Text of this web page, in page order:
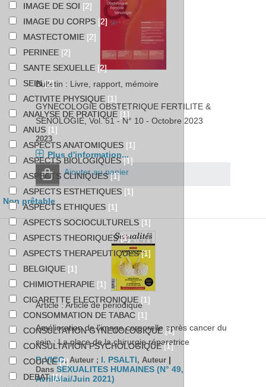
Bulletin : Livre, rapport, mémoire
GYNECOLOGIE OBSTETRIQUE FERTILITE &
SENOLOGIE, Vol. 51 - N° 10 - Octobre 2023
2023
Plus d'information...
Ajouter au panier
Non prêtable
Article : Article de périodique
Amélioration de l'image corporelle après cancer du
sein : La place de la chirurgie réparatrice
P. VICO, Auteur ; I. PSALTI, Auteur |
Dans SEXUALITES HUMAINES (N° 49,
Avril/Mai/Juin 2021)
IMAGE DE SOI [2]
IMAGE DU CORPS [2]
MASTECTOMIE [2]
PERINEE [2]
SANTE SEXUELLE [2]
SEIN[2]
ACTIVITE PHYSIQUE [1]
ANALYSE DE PRATIQUE [1]
ANUS [1]
ASPECTS ANATOMIQUES [1]
ASPECTS BIOLOGIQUES[1]
ASPECTS CLINIQUES[1]
ASPECTS ESTHETIQUES [1]
ASPECTS ETHIQUES [1]
ASPECTS SOCIOCULTURELS [1]
ASPECTS THEORIQUES[1]
ASPECTS THERAPEUTIQUES[1]
BELGIQUE [1]
CHIMIOTHERAPIE [1]
CIGARETTE ELECTRONIQUE [1]
CONSOMMATION DE TABAC [1]
CONSULTATION GYNECOLOGIQUE [1]
CONSULTATION PSYCHOLOGIQUE[1]
COUPLE[1]
DEBAT[1]